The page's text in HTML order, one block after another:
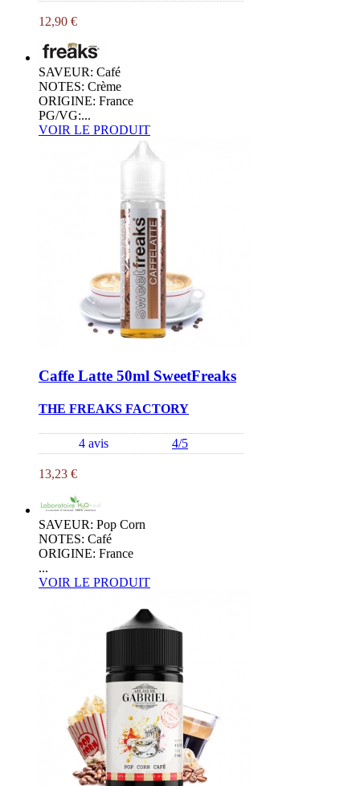
12,90 €
SAVEUR: Café
NOTES: Crème
ORIGINE: France
PG/VG:...
VOIR LE PRODUIT
Caffe Latte 50ml SweetFreaks
THE FREAKS FACTORY
4 avis 4/5
13,23 €
SAVEUR: Pop Corn
NOTES: Café
ORIGINE: France
...
VOIR LE PRODUIT